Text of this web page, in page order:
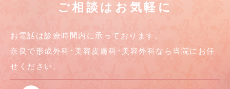
ご相談はお気軽に
お電話は診療時間内に承っております。
奈良で形成外科･美容皮膚科･美容外科なら当院にお任
せください。